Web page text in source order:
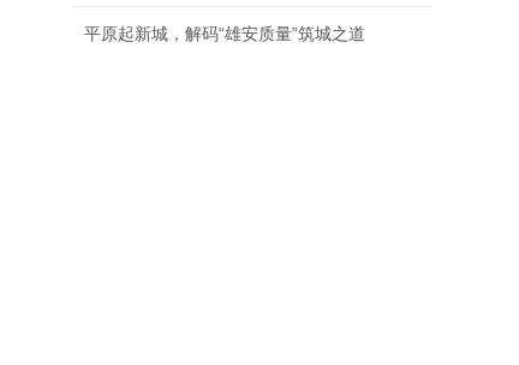
平原起新城，解码“雄安质量”筑城之道